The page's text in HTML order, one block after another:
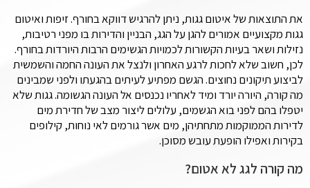
את התוצאות של איטום גגות, ניתן להרגיש דווקא בחורף. זיפות ואיטום
גגות מקצועיים אמורים להגן על הגג, הבניין והדירות בו מפני רטיבות,
נזילות ושאר בעיות הקשורות לכמויות הגשימים הרבות היורדות בחורף.
לכן, חשוב שלא לחכות לרגע האחרון ולנצל את העונה החמה והשמשית
לביצוע תיקונים נחוצים. הגשם מפתיע לעיתים בהגעתו ולפני שמבינים
מה קורה, היורה יורד ומיד לאחריו נכנסים אל העונה הגשומה. גגות שלא
יטפלו בהם לפני בוא הגשמים, עלולים ליצור מצב של חדירת מים
לדירות הממוקמות מתחתיהן, מים אשר גורמים לאי נוחות, קילופים
בקירות ואפילו הופעת עובש מסוכן.
מה קורה לגג לא אטום?